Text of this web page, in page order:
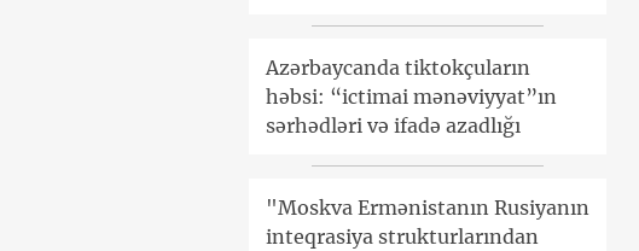
Azərbaycanda tiktokçuların
həbsi: “ictimai mənəviyyat”ın
sərhədləri və ifadə azadlığı
"Moskva Ermənistanın Rusiyanın
inteqrasiya strukturlarından